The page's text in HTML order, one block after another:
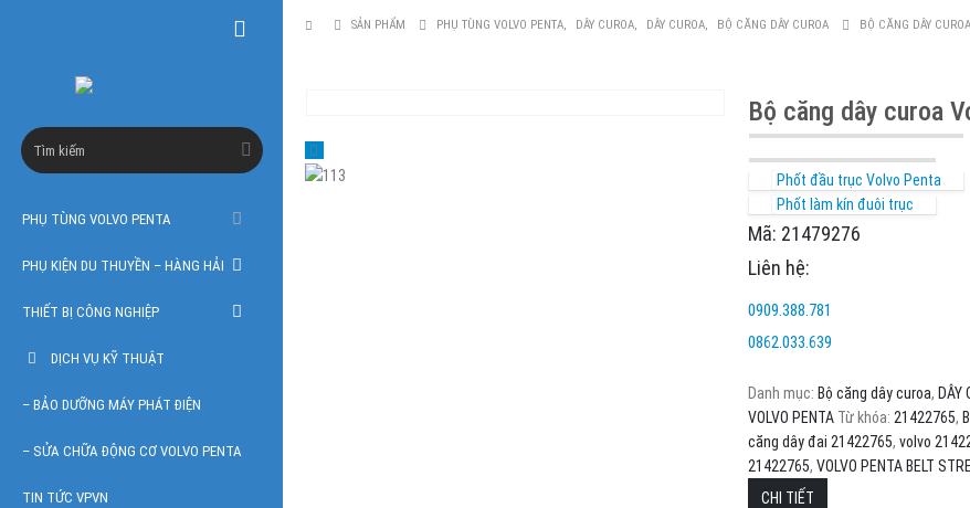
PHỤ TÙNG VOLVO PENTA
PHỤ KIỆN DU THUYỀN – HÀNG HẢI
THIẾT BỊ CÔNG NGHIỆP
DỊCH VỤ KỸ THUẬT
– BẢO DƯỠNG MÁY PHÁT ĐIỆN
– SỬA CHỮA ĐỘNG CƠ VOLVO PENTA
TIN TỨC VPVN
SẢN PHẨM PHỤ TÙNG VOLVO PENTA, DÂY CUROA, DÂY CUROA, BỘ CĂNG DÂY CUROA BỘ CĂNG DÂY
Bộ căng dây curoa
Phốt đầu trục Volvo Penta
Phốt làm kín đuôi trục
Mã: 21479276
Liên hệ:
0909.388.781
0862.033.639
Danh mục: Bộ căng dây curoa, DÂY
VOLVO PENTA Từ khóa: 21422765,
căng dây đai 21422765, volvo
21422765, VOLVO PENTA BELT
CHI TIẾT